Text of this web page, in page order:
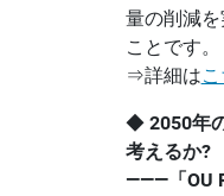
量の削減
ことです。
⇒詳細は
◆ 2050年
考えるか?
―――「OU